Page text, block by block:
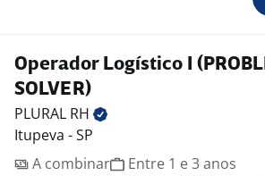
Operador Logístico I
SOLVER)
PLURAL RH
Itupeva - SP
A combinar
Entre 1 e 3 anos